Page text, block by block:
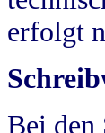
erfolgt
Bei den